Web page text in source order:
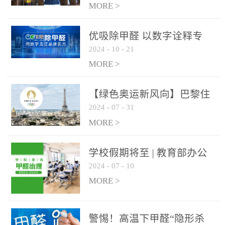
MORE >
优吸除甲醛 以数字诠释专
业，尽显除醛品牌实力！
2024 - 10 - 21
MORE >
【绿色奥运新风向】巴黎住
宿风波：优吸环保共建健康
绿色家居
2024 - 07 - 31
MORE >
学校假期将至 | 教育部办公
厅关于加强学校新建校舍室
内空气质量管理通知
2024 - 07 - 10
MORE >
警惕！高温下甲醛“隐形杀